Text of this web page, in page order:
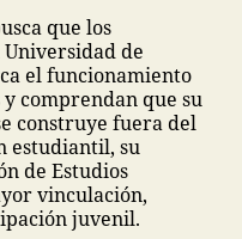
que los
de
el funcionamiento
comprendan que su
construye fuera del
estudiantil, su
de Estudios
vinculación,
juvenil.